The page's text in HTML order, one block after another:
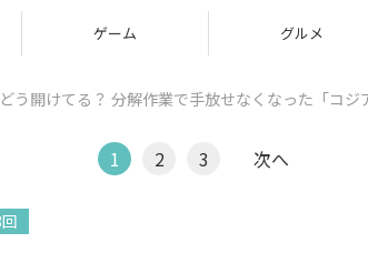
ゲーム グルメ
う開けてる？ 分解作業で手放せなくなった「コジ
1 2 3 次へ